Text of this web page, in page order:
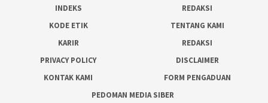
INDEKS
REDAKSI
KODE ETIK
TENTANG KAMI
KARIR
REDAKSI
PRIVACY POLICY
DISCLAIMER
KONTAK KAMI
FORM PENGADUAN
PEDOMAN MEDIA SIBER